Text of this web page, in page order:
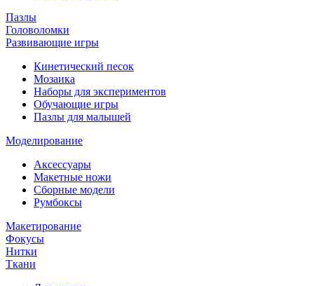
Пазлы
Головоломки
Развивающие игры
Кинетический песок
Мозаика
Наборы для экспериментов
Обучающие игры
Пазлы для малышей
Моделирование
Аксессуары
Макетные ножи
Сборные модели
Румбоксы
Макетирование
Фокусы
Нитки
Ткани